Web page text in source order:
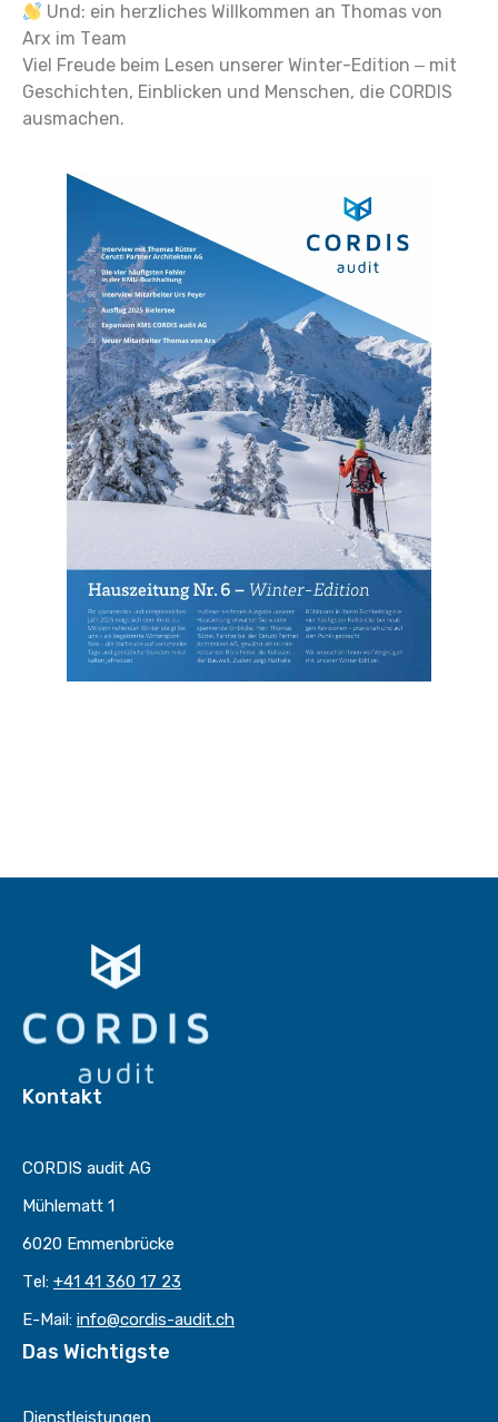
Und: ein herzliches Willkommen an Thomas von
Arx im Team
Viel Freude beim Lesen unserer Winter-Edition – mit
Geschichten, Einblicken und Menschen, die CORDIS
ausmachen.
Kontakt
CORDIS audit AG
Mühlematt 1
6020 Emmenbrücke
Tel: +41 41 360 17 23
E-Mail: info@cordis-audit.ch
Das Wichtigste
Dienstleistungen